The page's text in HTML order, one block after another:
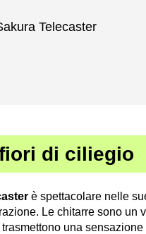
Telecaster
di ciliegio
è spettacolare nelle
Le chitarre sono un
una